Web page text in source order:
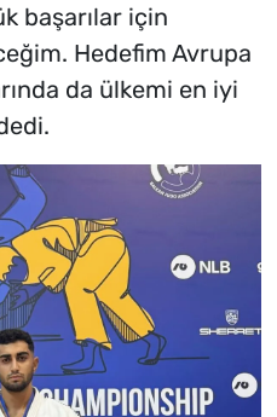
başarılar için
Hedefim Avrupa
da ülkemi en iyi